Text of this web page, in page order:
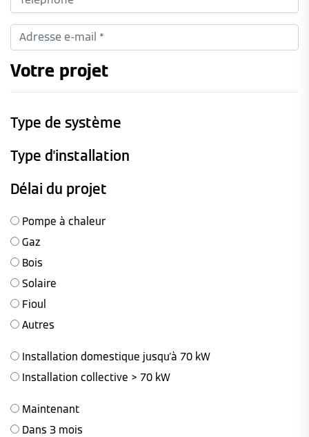
Votre projet
Type de système
Type d'installation
Délai du projet
Pompe à chaleur
Gaz
Bois
Solaire
Fioul
Autres
Installation domestique jusqu'à 70 kW
Installation collective > 70 kW
Maintenant
Dans 3 mois